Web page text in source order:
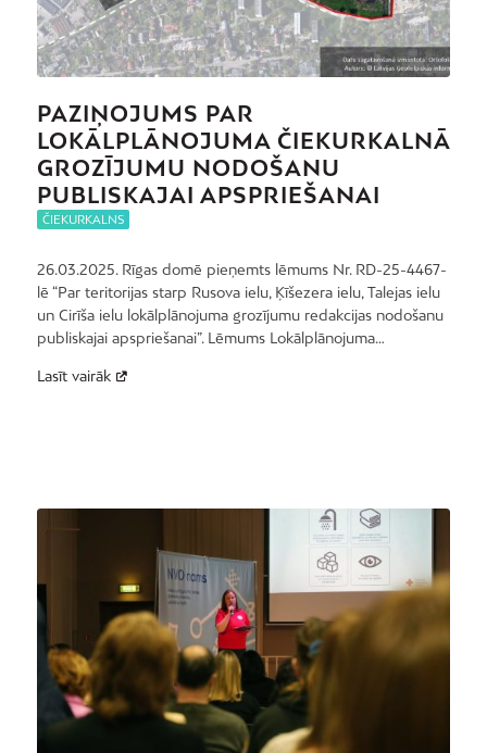
PAZIŅOJUMS PAR
LOKĀLPLĀNOJUMA ČIEKURKALNĀ
GROZĪJUMU NODOŠANU
PUBLISKAJAI APSPRIEŠANAI
ČIEKURKALNS
26.03.2025. Rīgas domē pieņemts lēmums Nr. RD-25-4467-
lē “Par teritorijas starp Rusova ielu, Ķīšezera ielu, Talejas ielu
un Cirīša ielu lokālplānojuma grozījumu redakcijas nodošanu
publiskajai apspriešanai”. Lēmums Lokālplānojuma…
Lasīt vairāk